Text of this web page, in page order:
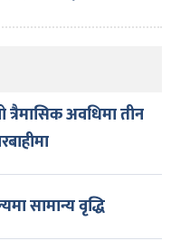
त्रैमासिक अवधिमा तीन
सामान्य वृद्धि